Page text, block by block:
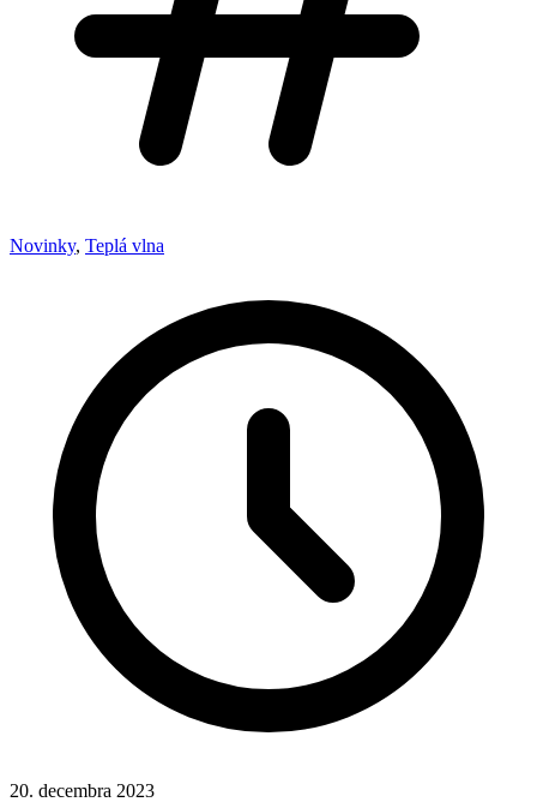
Novinky, Teplá vlna
20. decembra 2023